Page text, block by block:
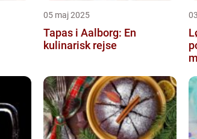
05 maj 2025
Tapas i Aalborg: En
kulinarisk rejse